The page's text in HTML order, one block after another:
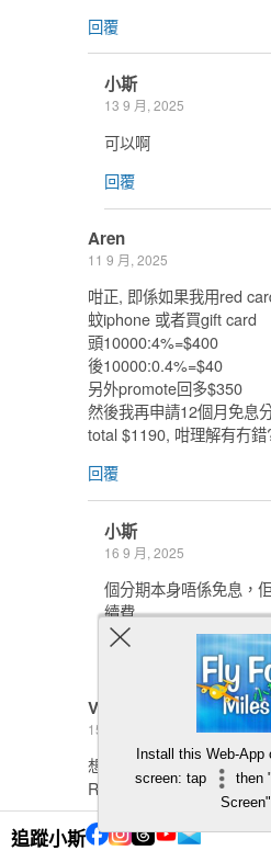
追蹤小斯
回覆
小斯
13 9 月, 2025
可以啊
回覆
Aren
11 9 月, 2025
咁正, 即係如果我用red
蚊iphone 或者買gift card
頭10000:4%=$400
後10000:0.4%=$40
另外promote回多$350
然後我再申請12個月免息
total $1190, 咁理解有冇錯
回覆
小斯
16 9 月, 2025
個分期本身唔係免息，
續費
回覆
Vince
15 11 月, 2024
想問下 Apple Store 網上
Reward Cash 會喺幾時收
回覆
Install this Web-App
screen: tap
then
Screen"